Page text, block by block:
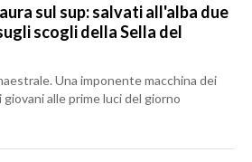
sul sup: salvati all'alba due
scogli della Sella del
Una imponente macchina dei
alle prime luci del giorno